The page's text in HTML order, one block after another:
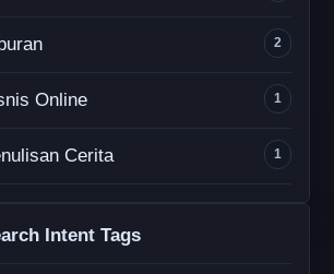
2
Online 1
Cerita 1
Intent Tags